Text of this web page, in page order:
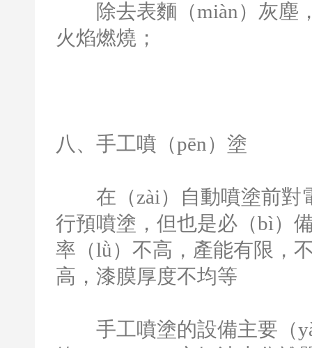
除去表麵（miàn）灰塵
火焰燃燒；
八、手工噴（pēn）塗
在（zài）自動噴塗前對
行預噴塗，但也是必（bì）
率（lǜ）不高，產能有限，
高，漆膜厚度不均等
手工噴塗的設備主要（